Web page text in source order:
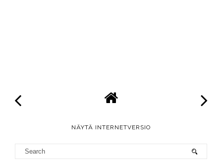
NÄYTÄ INTERNETVERSIO